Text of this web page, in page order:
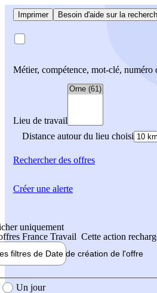
Imprimer Besoin d'aide sur la
Métier, compétence, mot-clé, numéro
Lieu de travail
Distance autour du lieu choisi
Rechercherdes offres
uniquement
France Travail Cette action
filtres de Date de création de l'offre
création de l'offre
Un jour
Créer une alerte